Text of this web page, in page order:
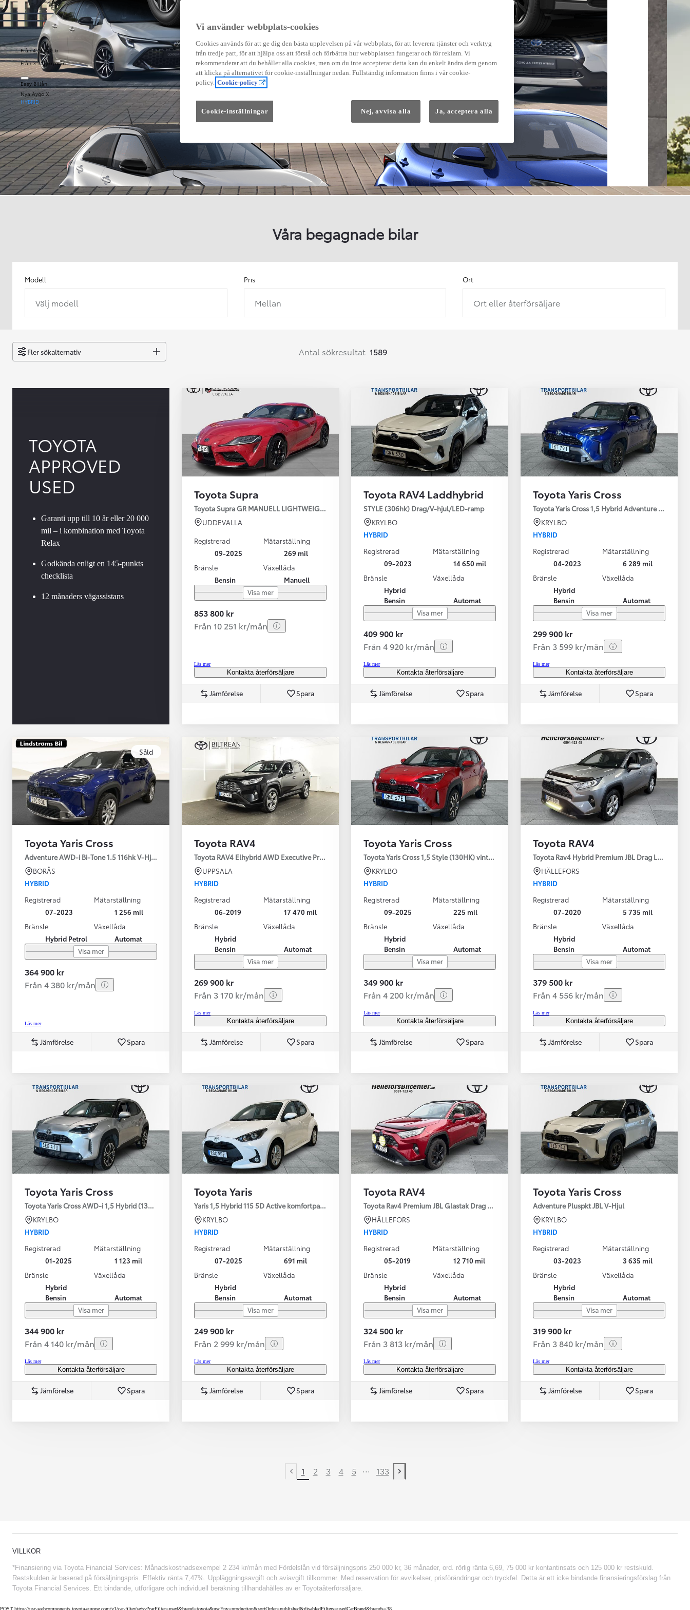
Från 479 900 kr
Från 3 333 kr/mån
Easy Billån
Från 569 900 kr
Från 3 958 kr/mån
Nya Aygo X
HYBRID
Från 238 900 kr
Easy Billån
HYBRID
GR Yaris
BENSIN
Från 599 900 kr
Corolla
HYBRID
Från 324 900 kr
Från 3 194 kr/mån
Nya Corolla Cross
Från 360 900 kr
Från 3 548 kr/mån
Easy Billån
Toyota C-HR
HYBRID & LADDHYBRID
Från 350 900 kr
Från 3 450 kr/mån
Easy Billån
Toyota GR Supra
BENSIN
Nya GR GT
The soul lives on
Vi har Sveriges mest nöjda
Toyota
När varje jobb
Våra begagnade bilar
Modell
Välj modell
Pris
Mellan
Ort
Ort eller återförsäljare
Fler sökalternativ Antal sökresultat 1589
TOYOTA
APPROVED
USED
Garanti upp till 10 år eller 20 000
mil – i kombination med Toyota
Relax
Godkända enligt en 145-punkts
checklista
12 månaders vägassistans
Toyota Supra
Toyota Supra GR MANUELL LIGHTWEIGHT EVO / OMG LEV! MOMSBIL!
UDDEVALLA
Registrerad
09-2025
Mätarställning
269 mil
Bränsle
Bensin
Växellåda
Manuell
Visa mer
853 800 kr
Från 10 251 kr/mån
Läs mer
Kontakta återförsäljare
Jämförelse Spara
Toyota RAV4 Laddhybrid
STYLE (306hk) Drag/V-hjul/LED-ramp
KRYLBO
HYBRID
Registrerad
09-2023
Mätarställning
14 650 mil
Bränsle
Hybrid
Bensin
Växellåda
Automat
Visa mer
409 900 kr
Från 4 920 kr/mån
Läs mer
Kontakta återförsäljare
Jämförelse Spara
Toyota Yaris Cross
Toyota Yaris Cross 1,5 Hybrid Adventure Drag V-
KRYLBO
HYBRID
Registrerad
04-2023
Mätarställning
6 289 mil
Bränsle
Hybrid
Bensin
Växellåda
Automat
Visa mer
299 900 kr
Från 3 599 kr/mån
Läs mer
Kontakta återförsäljare
Jämförelse Spara
Såld
Toyota Yaris Cross
Adventure AWD-i Bi-Tone 1.5 116hk V-Hjul Drag JBL
BORÅS
HYBRID
Registrerad
07-2023
Mätarställning
1 256 mil
Bränsle
Hybrid Petrol
Växellåda
Automat
Visa mer
364 900 kr
Från 4 380 kr/mån
Läs mer
Jämförelse Spara
Toyota RAV4
Toyota RAV4 Elhybrid AWD Executive Premium Drag 360-kamera JBL
UPPSALA
HYBRID
Registrerad
06-2019
Mätarställning
17 470 mil
Bränsle
Hybrid
Bensin
Växellåda
Automat
Visa mer
269 900 kr
Från 3 170 kr/mån
Läs mer
Kontakta återförsäljare
Jämförelse Spara
Toyota Yaris Cross
Toyota Yaris Cross 1,5 Style (130HK) vinterhjul
KRYLBO
HYBRID
Registrerad
09-2025
Mätarställning
225 mil
Bränsle
Hybrid
Bensin
Växellåda
Automat
Visa mer
349 900 kr
Från 4 200 kr/mån
Läs mer
Kontakta återförsäljare
Jämförelse Spara
Toyota RAV4
Toyota Rav4 Hybrid Premium JBL Drag Led ramp
HÄLLEFORS
HYBRID
Registrerad
07-2020
Mätarställning
5 735 mil
Bränsle
Hybrid
Bensin
Växellåda
Automat
Visa mer
379 500 kr
Från 4 556 kr/mån
Läs mer
Kontakta återförsäljare
Jämförelse Spara
Toyota Yaris Cross
Toyota Yaris Cross AWD-i 1,5 Hybrid (130HK) Style V-hjul
KRYLBO
HYBRID
Registrerad
01-2025
Mätarställning
1 123 mil
Bränsle
Hybrid
Bensin
Växellåda
Automat
Visa mer
344 900 kr
Från 4 140 kr/mån
Läs mer
Kontakta återförsäljare
Jämförelse Spara
Toyota Yaris
Yaris 1,5 Hybrid 115 5D Active komfortpaket
KRYLBO
HYBRID
Registrerad
07-2025
Mätarställning
691 mil
Bränsle
Hybrid
Bensin
Växellåda
Automat
Visa mer
249 900 kr
Från 2 999 kr/mån
Läs mer
Kontakta återförsäljare
Jämförelse Spara
Toyota RAV4
Toyota Rav4 Premium JBL Glastak Drag Motorv Vhjul
HÄLLEFORS
HYBRID
Registrerad
05-2019
Mätarställning
12 710 mil
Bränsle
Hybrid
Bensin
Växellåda
Automat
Visa mer
324 500 kr
Från 3 813 kr/mån
Läs mer
Kontakta återförsäljare
Jämförelse Spara
Toyota Yaris Cross
Adventure Pluspkt JBL V-Hjul
KRYLBO
HYBRID
Registrerad
03-2023
Mätarställning
3 635 mil
Bränsle
Hybrid
Bensin
Växellåda
Automat
Visa mer
319 900 kr
Från 3 840 kr/mån
Läs mer
Kontakta återförsäljare
Jämförelse Spara
Previous page
1 2 3 4 5 ... 133
Next page
VILLKOR
*Finansiering via Toyota Financial Services: Månadskostnadsexempel 2 234 kr/mån med Fördelslån vid försäljningspris 250 000 kr, 36 månader, ord. rörlig ränta 6,69, 75 000 kr kontantinsats och 125 000 kr restskuld.
Restskulden är baserad på försäljningspris. Effektiv ränta 7,47%. Uppläggningsavgift och aviavgift tillkommer. Med reservation för avvikelser, prisförändringar och tryckfel. Detta är ett icke bindande finansieringsförslag från
Toyota Financial Services. Ett bindande, utförligare och individuell beräkning tillhandahålles av er Toyotaåterförsäljare.
POST https://usc-webcomponents.toyota-europe.com/v1/car-filter/se/sv?carFilter=used&brand=toyota&uscEnv=production&sortOrder=published&disabledFilters=usedCarBrand&brands=38
Vi använder webbplats-cookies
Cookies används för att ge dig den bästa upplevelsen på vår webbplats, för att leverera tjänster och verktyg
från tredje part, för att hjälpa oss att förstå och förbättra hur webbplatsen fungerar och för reklam. Vi
rekommenderar att du behåller alla cookies, men om du inte accepterar detta kan du enkelt ändra dem genom
att klicka på alternativet för cookie-inställningar nedan. Fullständig information finns i vår cookie-
policy. Cookie-policy
Cookie-inställningar Nej, avvisa alla Ja, acceptera alla